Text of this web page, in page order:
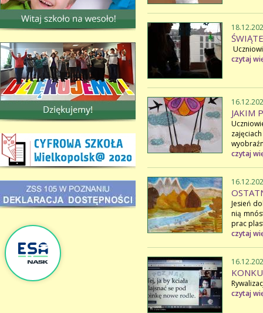
czytaj
JAKIM
czytaj
Jesień
nią
prac
czytaj
czytaj